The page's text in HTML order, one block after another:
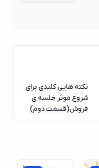
نکته هایی کلیدی برای
شروع موثر جلسه ی
فروش(قسمت دوم)